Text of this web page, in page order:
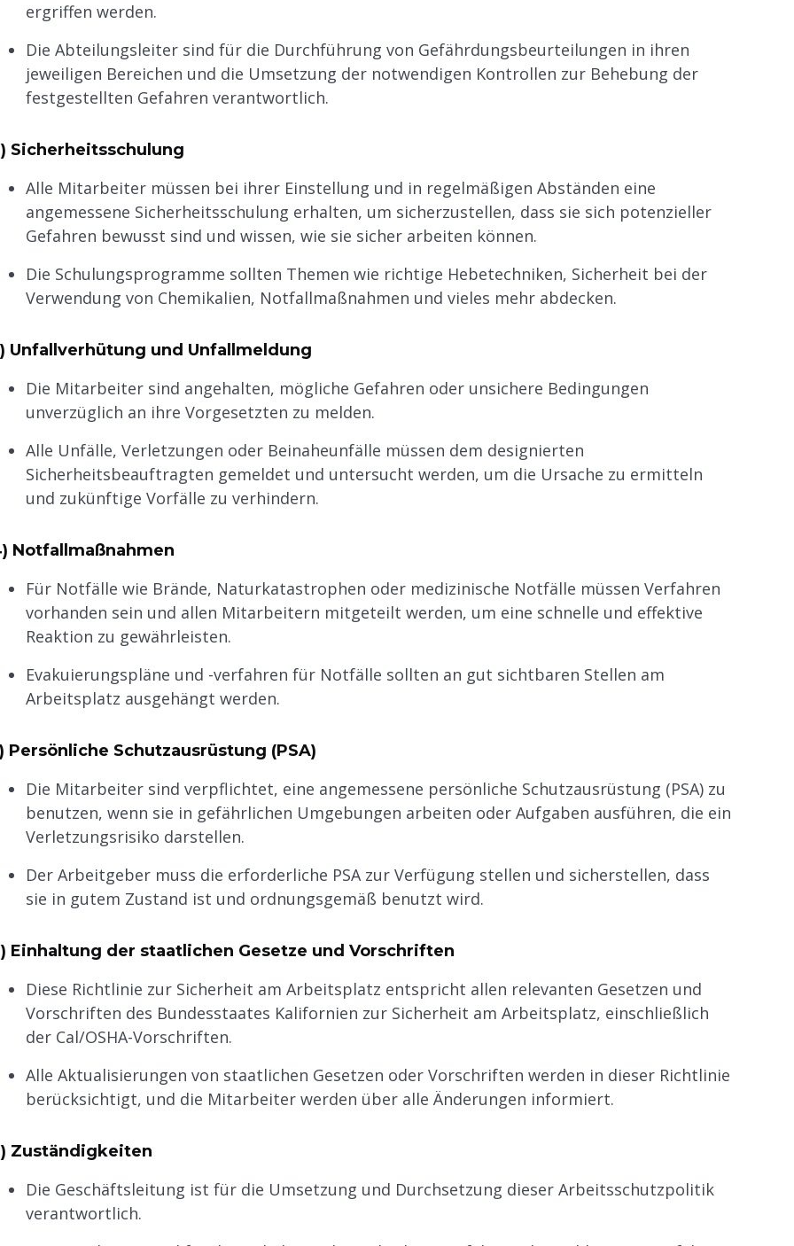
ergriffen werden.
Die Abteilungsleiter sind für die Durchführung von Gefährdungsbeurteilungen in ihren
jeweiligen Bereichen und die Umsetzung der notwendigen Kontrollen zur Behebung der
festgestellten Gefahren verantwortlich.
Sicherheitsschulung
Alle Mitarbeiter müssen bei ihrer Einstellung und in regelmäßigen Abständen eine
angemessene Sicherheitsschulung erhalten, um sicherzustellen, dass sie sich potenzieller
Gefahren bewusst sind und wissen, wie sie sicher arbeiten können.
Die Schulungsprogramme sollten Themen wie richtige Hebetechniken, Sicherheit bei der
Verwendung von Chemikalien, Notfallmaßnahmen und vieles mehr abdecken.
Unfallverhütung und Unfallmeldung
Die Mitarbeiter sind angehalten, mögliche Gefahren oder unsichere Bedingungen
unverzüglich an ihre Vorgesetzten zu melden.
Alle Unfälle, Verletzungen oder Beinaheunfälle müssen dem designierten
Sicherheitsbeauftragten gemeldet und untersucht werden, um die Ursache zu ermitteln
und zukünftige Vorfälle zu verhindern.
Notfallmaßnahmen
Für Notfälle wie Brände, Naturkatastrophen oder medizinische Notfälle müssen Verfahren
vorhanden sein und allen Mitarbeitern mitgeteilt werden, um eine schnelle und effektive
Reaktion zu gewährleisten.
Evakuierungspläne und -verfahren für Notfälle sollten an gut sichtbaren Stellen am
Arbeitsplatz ausgehängt werden.
Persönliche Schutzausrüstung (PSA)
Die Mitarbeiter sind verpflichtet, eine angemessene persönliche Schutzausrüstung (PSA) zu
benutzen, wenn sie in gefährlichen Umgebungen arbeiten oder Aufgaben ausführen, die ein
Verletzungsrisiko darstellen.
Der Arbeitgeber muss die erforderliche PSA zur Verfügung stellen und sicherstellen, dass
sie in gutem Zustand ist und ordnungsgemäß benutzt wird.
Einhaltung der staatlichen Gesetze und Vorschriften
Diese Richtlinie zur Sicherheit am Arbeitsplatz entspricht allen relevanten Gesetzen und
Vorschriften des Bundesstaates Kalifornien zur Sicherheit am Arbeitsplatz, einschließlich
der Cal/OSHA-Vorschriften.
Alle Aktualisierungen von staatlichen Gesetzen oder Vorschriften werden in dieser Richtlinie
berücksichtigt, und die Mitarbeiter werden über alle Änderungen informiert.
Zuständigkeiten
Die Geschäftsleitung ist für die Umsetzung und Durchsetzung dieser Arbeitsschutzpolitik
verantwortlich.